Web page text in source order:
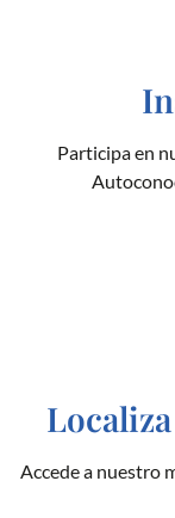
Participa en
Accede a nuestro